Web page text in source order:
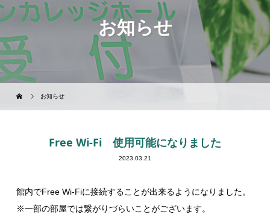
お知らせ
お知らせ
Free Wi-Fi 使用可能になりました
2023.03.21
館内でFree Wi-Fiに接続することが出来るようになりました。
※一部の部屋では繋がりづらいことがございます。